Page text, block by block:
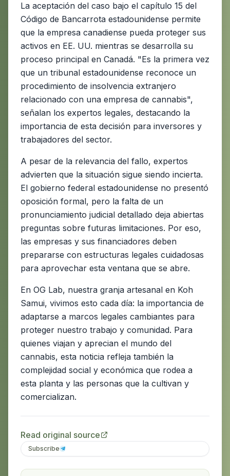
La aceptación del caso bajo el capítulo 15 del
Código de Bancarrota estadounidense permite
que la empresa canadiense pueda proteger sus
activos en EE. UU. mientras se desarrolla su
proceso principal en Canadá. "Es la primera vez
que un tribunal estadounidense reconoce un
procedimiento de insolvencia extranjero
relacionado con una empresa de cannabis",
señalan los expertos legales, destacando la
importancia de esta decisión para inversores y
trabajadores del sector.
A pesar de la relevancia del fallo, expertos
advierten que la situación sigue siendo incierta.
El gobierno federal estadounidense no presentó
oposición formal, pero la falta de un
pronunciamiento judicial detallado deja abiertas
preguntas sobre futuras limitaciones. Por eso,
las empresas y sus financiadores deben
prepararse con estructuras legales cuidadosas
para aprovechar esta ventana que se abre.
En OG Lab, nuestra granja artesanal en Koh
Samui, vivimos esto cada día: la importancia de
adaptarse a marcos legales cambiantes para
proteger nuestro trabajo y comunidad. Para
quienes viajan y aprecian el mundo del
cannabis, esta noticia refleja también la
complejidad social y económica que rodea a
esta planta y las personas que la cultivan y
comercializan.
Read original source
Subscribe